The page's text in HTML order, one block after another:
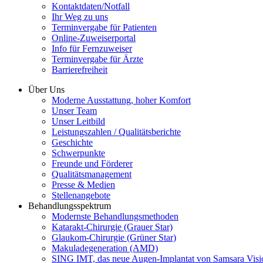
Kontaktdaten/Notfall
Ihr Weg zu uns
Terminvergabe für Patienten
Online-Zuweiserportal
Info für Fernzuweiser
Terminvergabe für Ärzte
Barrierefreiheit
Über Uns
Moderne Ausstattung, hoher Komfort
Unser Team
Unser Leitbild
Leistungszahlen / Qualitätsberichte
Geschichte
Schwerpunkte
Freunde und Förderer
Qualitätsmanagement
Presse & Medien
Stellenangebote
Behandlungsspektrum
Modernste Behandlungsmethoden
Katarakt-Chirurgie (Grauer Star)
Glaukom-Chirurgie (Grüner Star)
Makuladegeneration (AMD)
SING IMT, das neue Augen-Implantat von Samsara